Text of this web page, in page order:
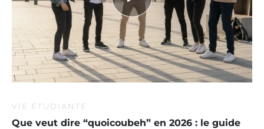
VIE ÉTUDIANTE
Que veut dire “quoicoubeh” en 2026 : le guide